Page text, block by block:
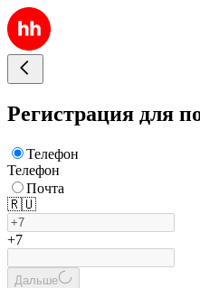
Регистрация для
Телефон
Телефон
Почта
🇷🇺
+7
Дальше